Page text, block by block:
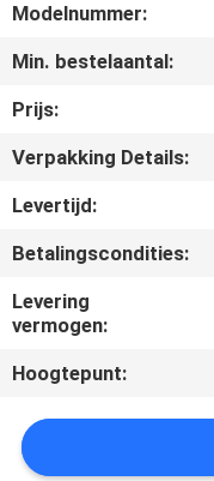
NEEM
CONTACT
MET
ONS
OP
NIEUWS
GEVALLEN
SITEMAP
Modelnummer:
Min. bestelaantal:
Prijs:
Verpakking Details:
Levertijd:
Betalingscondities:
Levering
vermogen:
Hoogtepunt: